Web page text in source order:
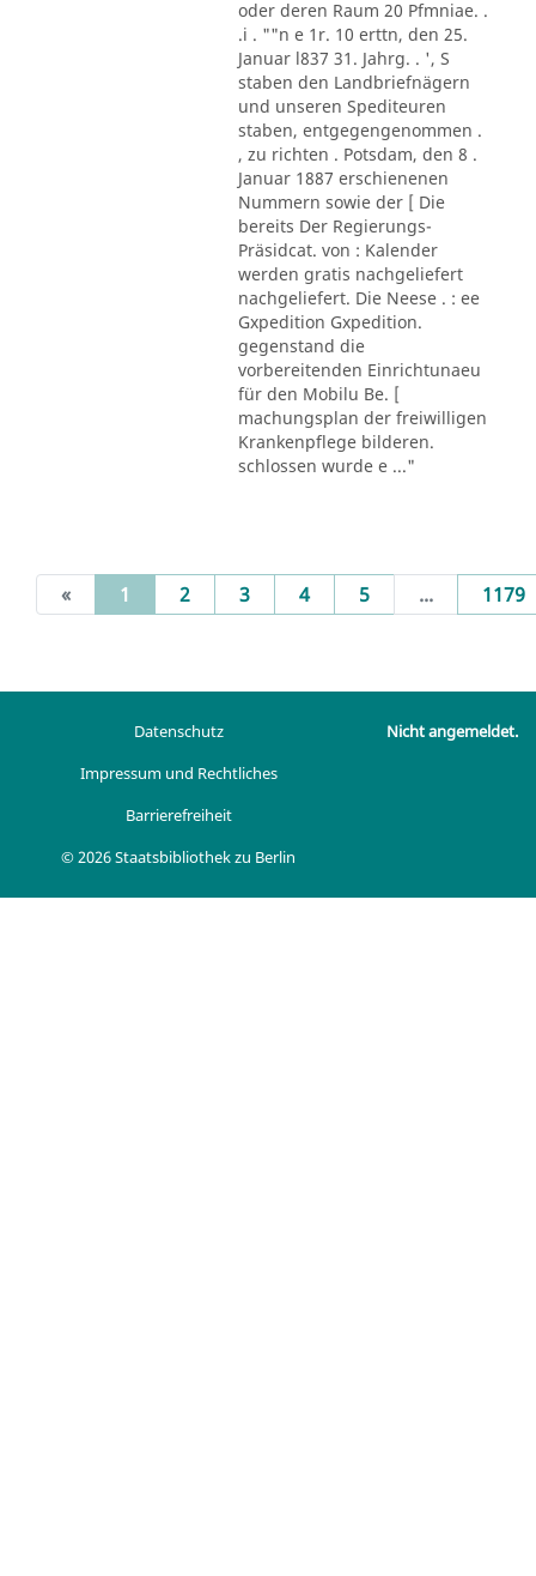
oder deren Raum 20 Pfmniae. .
.i . ""n e 1r. 10 erttn, den 25.
Januar l837 31. Jahrg. . ', S
staben den Landbriefnägern
und unseren Spediteuren
staben, entgegengenommen .
, zu richten . Potsdam, den 8 .
Januar 1887 erschienenen
Nummern sowie der [ Die
bereits Der Regierungs-
Präsidcat. von : Kalender
werden gratis nachgeliefert
nachgeliefert. Die Neese . : ee
Gxpedition Gxpedition.
gegenstand die
vorbereitenden Einrichtunaeu
für den Mobilu Be. [
machungsplan der freiwilligen
Krankenpflege bilderen.
schlossen wurde e ..."
« 1 (current)
2 3 4 5 ... 1179
Datenschutz
Impressum und Rechtliches
Barrierefreiheit
© 2026 Staatsbibliothek zu Berlin
Nicht angemeldet.